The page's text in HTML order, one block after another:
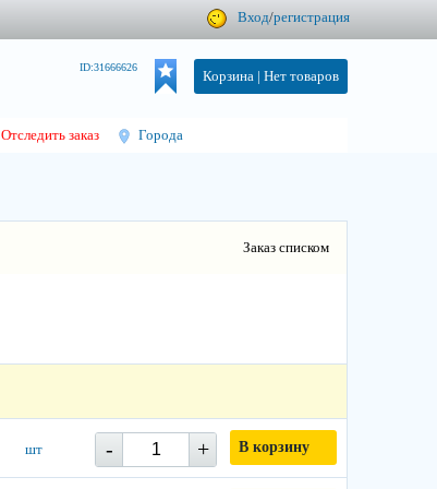
Вход/регистрация
Корзина | Нет товаров
ID:31666626
Отследить заказ Города
Заказ списком
шт - + В корзину